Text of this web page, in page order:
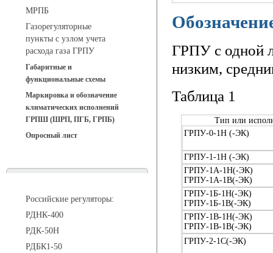
МРПБ
Газорегуляторные
пункты с узлом учета
расхода газа ГРПУ
Габаритные и
функциональные схемы
Маркировка и обозначение
климатических исполнений
ГРПШ (ШРП, ПГБ, ГРПБ)
Опросный лист
Российские регуляторы:
РДНК-400
РДК-50Н
РДБК1-50
ГРПУ с одной
низким,
Таблица 1
Тип или
ГРПУ-0-1Н (-ЭК)
ГРПУ-1-1Н (-ЭК)
ГРПУ-1А-1Н(-ЭК)
ГРПУ-1А-1В(-ЭК)
ГРПУ-1Б-1Н(-ЭК)
ГРПУ-1Б-1В(-ЭК)
ГРПУ-1В-1Н(-ЭК)
ГРПУ-1В-1В(-ЭК)
ГРПУ-2-1С(-ЭК)